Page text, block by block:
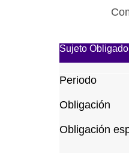
Sujeto Obligado
Periodo
Obligación
Obligación